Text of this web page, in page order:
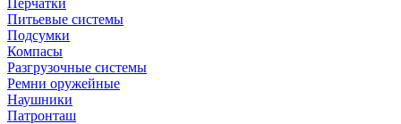
Перчатки
Питьевые системы
Подсумки
Компасы
Разгрузочные системы
Ремни оружейные
Наушники
Патронташ